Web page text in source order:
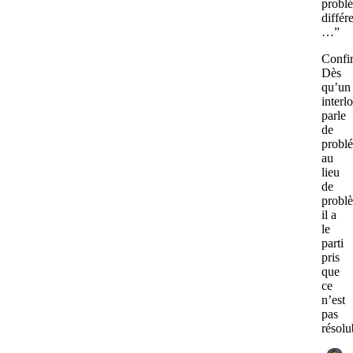
…”
Dès
qu’un
parle
de
au
lieu
de
il a
le
parti
pris
que
ce
n’est
pas